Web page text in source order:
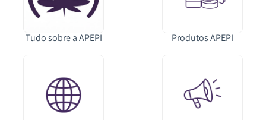
Tudo sobre a APEPI Produtos APEPI